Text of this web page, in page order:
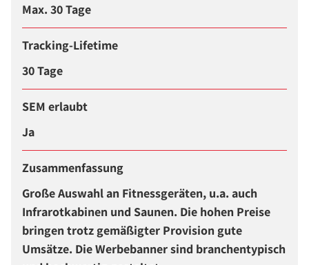
Max. 30 Tage
Tracking-Lifetime
30 Tage
SEM erlaubt
Ja
Zusammenfassung
Große Auswahl an Fitnessgeräten, u.a. auch
Infrarotkabinen und Saunen. Die hohen Preise
bringen trotz gemäßigter Provision gute
Umsätze. Die Werbebanner sind branchentypisch